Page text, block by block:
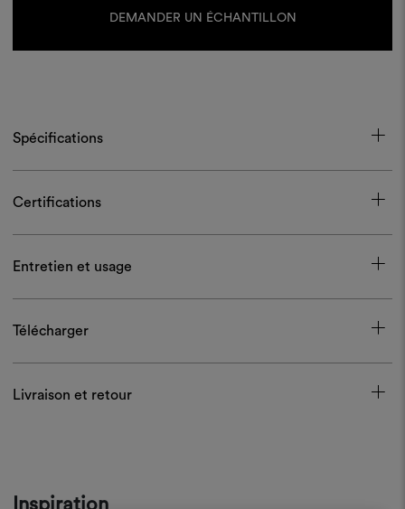
DEMANDER UN ÉCHANTILLON
Spécifications
Certifications
Entretien et usage
Télécharger
Livraison et retour
Inspiration